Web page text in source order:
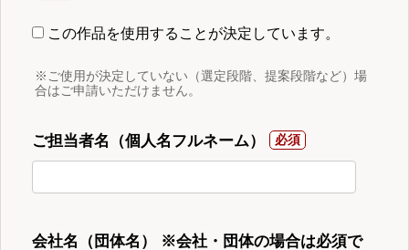
この作品を使用することが決定しています。
※ご使用が決定していない（選定段階、提案段階など）場
合はご申請いただけません。
ご担当者名（個人名フルネーム）
会社名（団体名） ※会社・団体の場合は必須で